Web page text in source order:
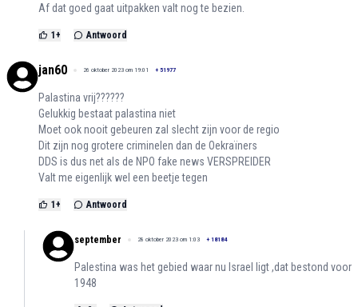
Af dat goed gaat uitpakken valt nog te bezien.
1 + Antwoord
jan60 26 oktober 2023 om 19:01 + 51977
Palastina vrij??????
Gelukkig bestaat palastina niet
Moet ook nooit gebeuren zal slecht zijn voor de regio
Dit zijn nog grotere criminelen dan de Oekraïners
DDS is dus net als de NPO fake news VERSPREIDER
Valt me eigenlijk wel een beetje tegen
1 + Antwoord
september 28 oktober 2023 om 1:03 + 18184
Palestina was het gebied waar nu Israel ligt ,dat bestond voor
1948